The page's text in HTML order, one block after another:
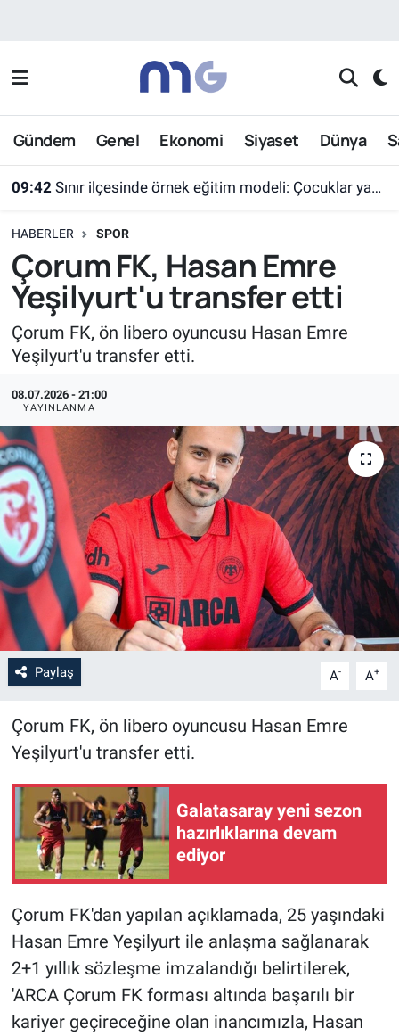
Gündem Genel Ekonomi Siyaset Dünya
09:42 Sınır ilçesinde örnek eğitim modeli: Çocuklar yazın ekran yerine etkinlikleri seçti
HABERLER SPOR
Çorum FK, Hasan Emre
Yeşilyurt'u transfer etti
Çorum FK, ön libero oyuncusu Hasan Emre
Yeşilyurt'u transfer etti.
08.07.2026 - 21:00
YAYINLANMA
Paylaş A- A+
Çorum FK, ön libero oyuncusu Hasan Emre
Yeşilyurt'u transfer etti.
Galatasaray yeni sezon
hazırlıklarına devam
ediyor
Çorum FK'dan yapılan açıklamada, 25 yaşındaki
Hasan Emre Yeşilyurt ile anlaşma sağlanarak
2+1 yıllık sözleşme imzalandığı belirtilerek,
'ARCA Çorum FK forması altında başarılı bir
kariyer geçireceğine olan inancımızla, Hasan
Nöbetçi Eczaneler
Hava Durumu
Süper Lig Puan Durumu ve Fikstür
Tüm Manşetler
Son Dakika Haberleri
Haber Arşivi